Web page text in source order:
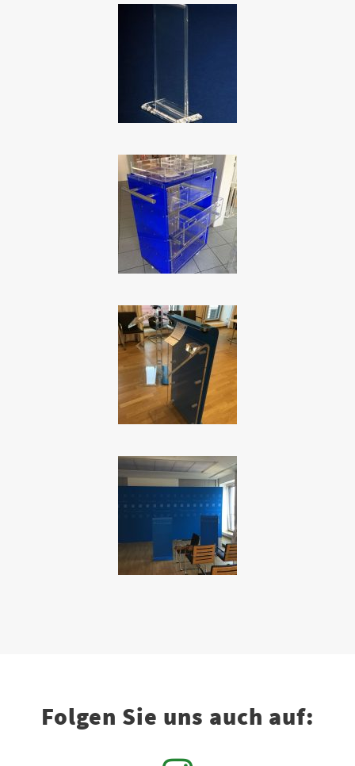
Folgen Sie uns auch auf: